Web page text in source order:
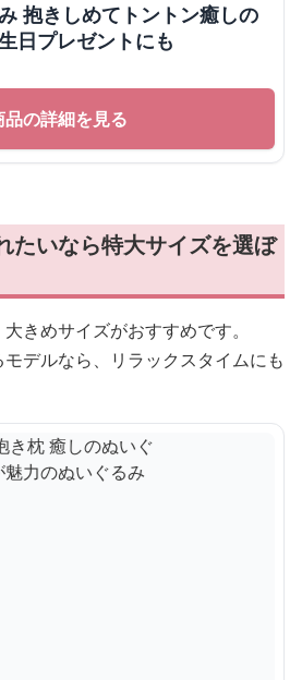
抱きしめてトントン癒しの
日プレゼントにも
品の詳細を見る
たいなら特大サイズを選ぼ
きめサイズがおすすめです。
デルなら、リラックスタイムにも